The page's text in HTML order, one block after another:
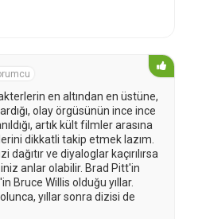
en altından en üstüne,
olay örgüsünün ince ince
artık kült filmler arasına
dikkatli takip etmek lazım.
dağıtır ve diyaloglar kaçırılırsa
anlar olabilir. Brad Pitt'in
Bruce Willis olduğu yıllar.
yıllar sonra dizisi de